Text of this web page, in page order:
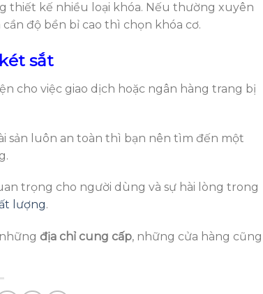
thiết kế nhiều loại khóa. Nếu thường xuyên
độ bền bỉ cao thì chọn khóa cơ.
sắt
cho việc giao dịch hoặc ngân hàng trang bị
sản luôn an toàn thì bạn nên tìm đến một
trọng cho người dùng và sự hài lòng trong
lượng.
địa chỉ cung cấp, những cửa hàng cũng